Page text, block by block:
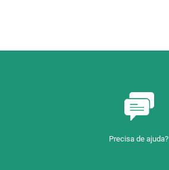
Precisa de ajuda?